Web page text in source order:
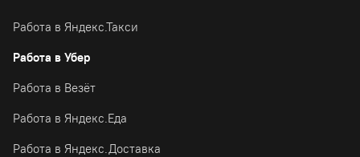
Работа в Яндекс.Такси
Работа в Убер
Работа в Везёт
Работа в Яндекс.Еда
Работа в Яндекс.Доставка